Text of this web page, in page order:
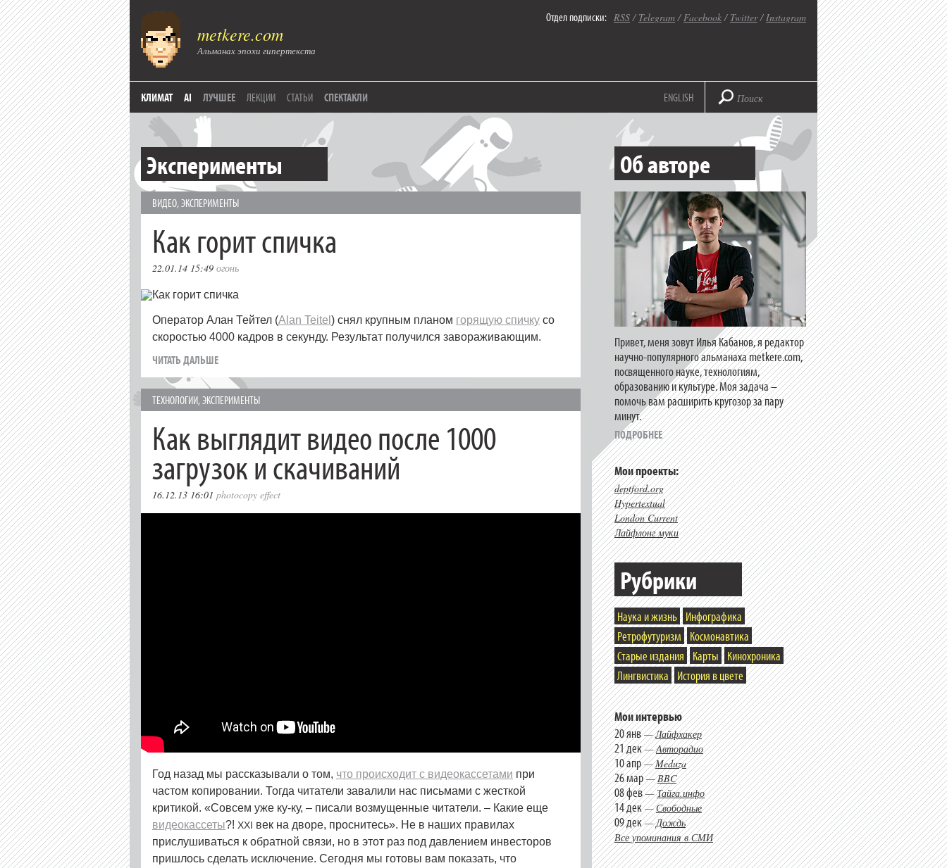
metkere.com
Альманах эпохи гипертекста
Отдел подписки: RSS/ Telegram/Facebook/ Twitter/Instagram
КЛИМАТ AI ЛУЧШЕЕ ЛЕКЦИИ СТАТЬИ СПЕКТАКЛИ ENGLISH
Эксперименты
ВИДЕО,ЭКСПЕРИМЕНТЫ
Как горит спичка
22.01.14 15:49 огонь
Оператор Алан Тейтел (Alan Teitel ) снял крупным планом горящую спичку со
скоростью 4000 кадров в секунду. Результат получился завораживающим.
ЧИТАТЬ ДАЛЬШЕ
ТЕХНОЛОГИИ,ЭКСПЕРИМЕНТЫ
Как выглядит видео после 1000
загрузок и скачиваний
16.12.13 16:01 photocopy effect
Год назад мы рассказывали о том, что происходит с видеокассетами при
частом копировании. Тогда читатели завалили нас письмами с жесткой
критикой. «Совсем уже ку-ку, – писали возмущенные читатели. – Какие еще
видеокассеты?! XXI век на дворе, проснитесь». Не в наших правилах
прислушиваться к обратной связи, но в этот раз под давлением инвесторов
пришлось сделать исключение. Сегодня мы готовы вам показать, что
Об авторе
Привет, меня зовут Илья Кабанов, я редактор
научно-популярного альманаха metkere.com,
посвященного науке, технологиям,
образованию и культуре. Моя задача –
помочь вам расширить кругозор за пару
минут.
ПОДРОБНЕЕ
Мои проекты:
deptford.org
Hypertextual
London Current
Лайфлонг муки
Рубрики
Наука и жизнь Инфографика
Ретрофутуризм
Космонавтика
Старые издания
Карты
Кинохроника
Лингвистика
История в цвете
Мои интервью
20 янв—Лайфхакер
21 дек—Авторадио
10 апр—Meduza
26 мар—BBC
08 фев—Тайга.инфо
14 дек—Свободные
09 дек—Дождь
Все упоминания в СМИ